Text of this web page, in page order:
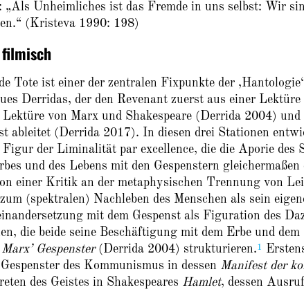
Unheimliches ist das Fremde in uns selbst: Wir
(Kristeva 1990: 198)
Tote ist einer der zentralen Fixpunkte der ,Hantologie‘
Derridas, der den Revenant zuerst aus einer
von Marx und Shakespeare (Derrida 2004) und
ableitet (Derrida 2017). In diesen drei Stationen
Figur der Liminalität par excellence, die die Aporie des
und des Lebens mit den Gespenstern
einer Kritik an der metaphysischen Trennung von
(spektralen) Nachleben des Menschen als sein
mit dem Gespenst als Figuration des
die beide seine Beschäftigung mit dem Erbe und dem
Marx’ Gespenster (Derrida 2004) strukturieren.1
des Kommunismus in dessen Manifest der
des Geistes in Shakespeares Hamlet, dessen